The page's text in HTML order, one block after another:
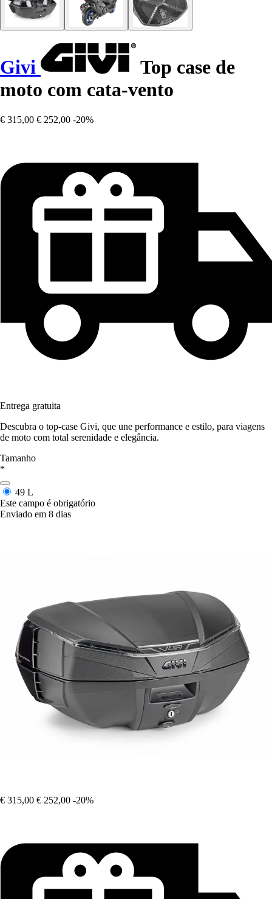
Givi
Top case de
moto com cata-vento
€ 315,00 € 252,00 -20%
Entrega gratuita
Descubra o top-case Givi, que une performance e estilo, para viagens
de moto com total serenidade e elegância.
Tamanho
*
49 L
Este campo é obrigatório
Enviado em 8 dias
€ 315,00 € 252,00 -20%